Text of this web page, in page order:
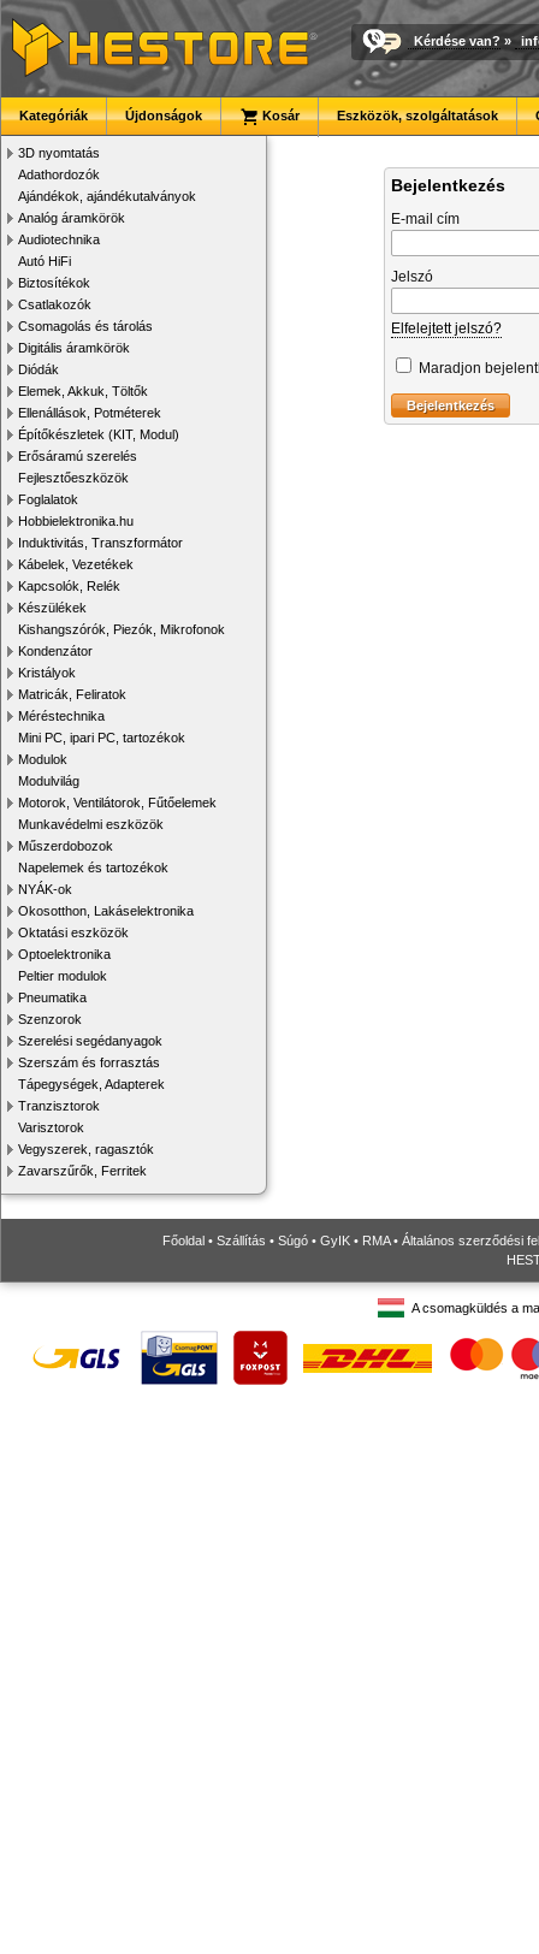
Kérdése van? »
Kategóriák Újdonságok Kosár Eszközök, szolgáltatások
3D nyomtatás
Adathordozók
Ajándékok, ajándékutalványok
Analóg áramkörök
Audiotechnika
Autó HiFi
Biztosítékok
Csatlakozók
Csomagolás és tárolás
Digitális áramkörök
Diódák
Elemek, Akkuk, Töltők
Ellenállások, Potméterek
Építőkészletek (KIT, Modul)
Erősáramú szerelés
Fejlesztőeszközök
Foglalatok
Hobbielektronika.hu
Induktivitás, Transzformátor
Kábelek, Vezetékek
Kapcsolók, Relék
Készülékek
Kishangszórók, Piezók, Mikrofonok
Kondenzátor
Kristályok
Matricák, Feliratok
Méréstechnika
Mini PC, ipari PC, tartozékok
Modulok
Modulvilág
Motorok, Ventilátorok, Fűtőelemek
Munkavédelmi eszközök
Műszerdobozok
Napelemek és tartozékok
NYÁK-ok
Okosotthon, Lakáselektronika
Oktatási eszközök
Optoelektronika
Peltier modulok
Pneumatika
Szenzorok
Szerelési segédanyagok
Szerszám és forrasztás
Tápegységek, Adapterek
Tranzisztorok
Varisztorok
Vegyszerek, ragasztók
Zavarszűrők, Ferritek
Bejelentkezés
E-mail cím
Jelszó
Elfelejtett jelszó?
Maradjon
Főoldal • Szállítás • Súgó • GyIK • RMA• Általános szerződési
A csomagküldés a